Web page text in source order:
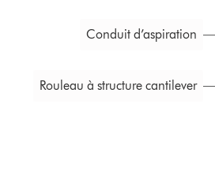
Conduit d’aspiration
Rouleau à structure cantilever